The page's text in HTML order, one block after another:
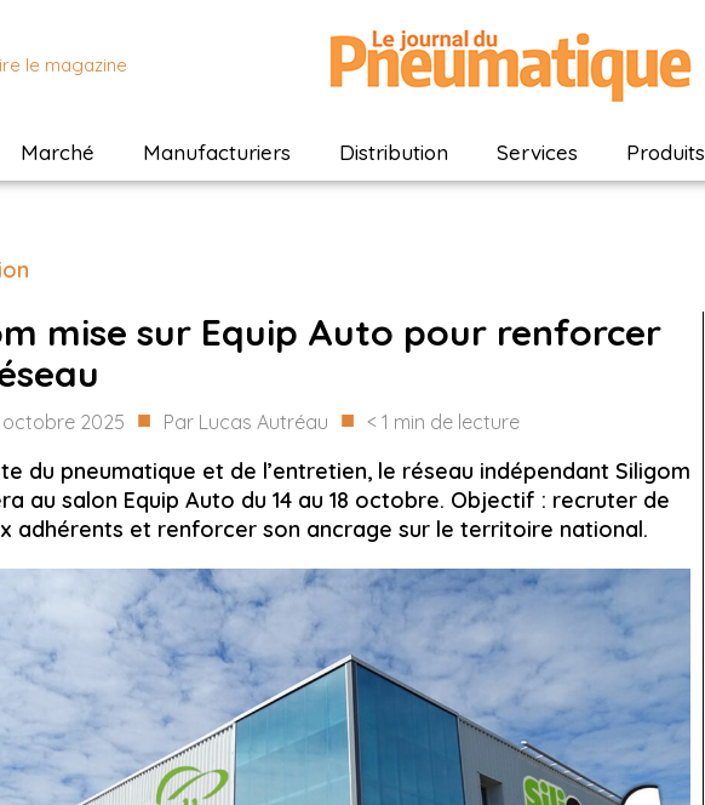
le magazine
Marché Manufacturiers Distribution Services Produits
mise sur Equip Auto pour renforcer
octobre 2025 ■ Par Lucas Autréau ■ < 1 min de lecture
du pneumatique et de l’entretien, le réseau indépendant Siligom
au salon Equip Auto du 14 au 18 octobre. Objectif : recruter de
adhérents et renforcer son ancrage sur le territoire national.